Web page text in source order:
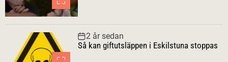
2 år sedan
Så kan giftutsläppen i Eskilstuna stoppas